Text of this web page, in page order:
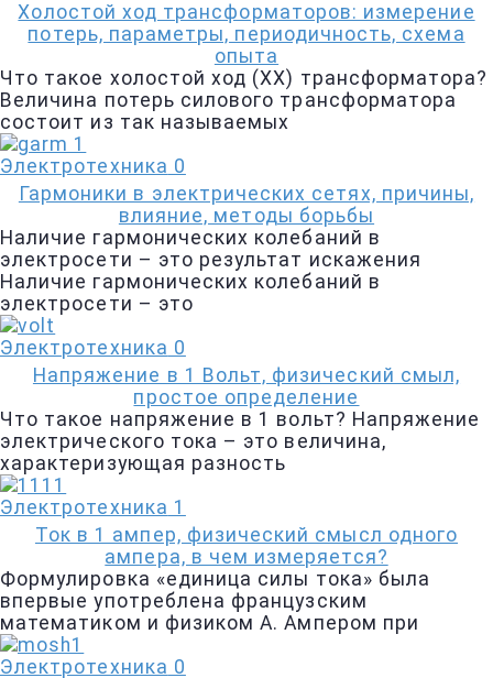
Холостой ход трансформаторов: измерение
потерь, параметры, периодичность, схема
опыта
Что такое холостой ход (ХХ) трансформатора?
Величина потерь силового трансформатора
состоит из так называемых
Электротехника 0
Гармоники в электрических сетях, причины,
влияние, методы борьбы
Наличие гармонических колебаний в
электросети – это результат искажения
Наличие гармонических колебаний в
электросети – это
Электротехника 0
Напряжение в 1 Вольт, физический смыл,
простое определение
Что такое напряжение в 1 вольт? Напряжение
электрического тока – это величина,
характеризующая разность
Электротехника 1
Ток в 1 ампер, физический смысл одного
ампера, в чем измеряется?
Формулировка «единица силы тока» была
впервые употреблена французским
математиком и физиком А. Ампером при
Электротехника 0